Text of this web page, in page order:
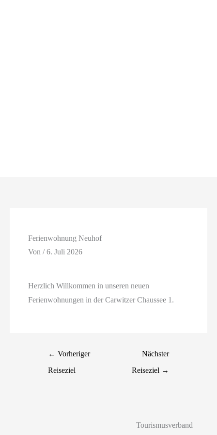
Ferienwohnung Neuhof
Von/6. Juli 2026
Herzlich Willkommen in unseren neuen
Ferienwohnungen in der Carwitzer Chaussee 1.
← Vorheriger
Reiseziel
Nächster
Reiseziel →
Tourismusverband